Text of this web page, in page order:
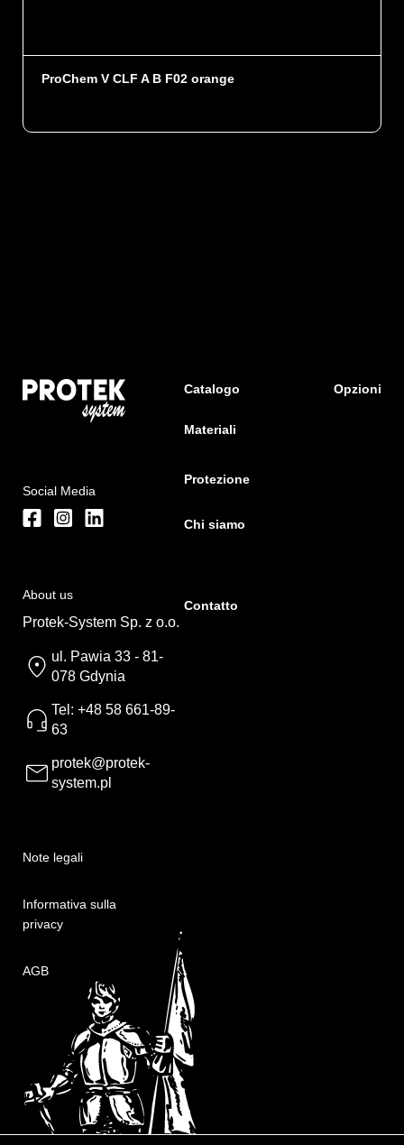
ProChem V CLF A B F02 orange
Social Media
About us
Protek-System Sp. z o.o.
ul. Pawia 33 - 81-
078 Gdynia
Tel: +48 58 661-89-
63
protek@protek-
system.pl
Note legali
Informativa sulla
privacy
AGB
Catalogo Opzioni
Materiali
Protezione
Chi siamo
Contatto